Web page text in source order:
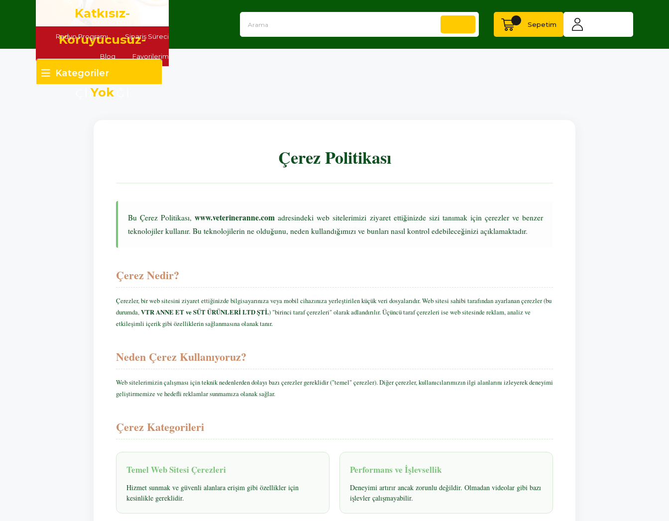
Katkısız-
Koruyucusuz-
Zirai(Pestisit) İlaç
Yok
Radyo Programı Sipariş Süreci
Blog Favorilerim
Sepetim
Kategoriler
Çerez Politikası
Bu Çerez Politikası,www.veterineranne.com adresindeki web sitelerimizi ziyaret ettiğinizde sizi tanımak için çerezler ve benzer
teknolojiler kullanır. Bu teknolojilerin ne olduğunu, neden kullandığımızı ve bunları nasıl kontrol edebileceğinizi açıklamaktadır.
Çerez Nedir?
Çerezler, bir web sitesini ziyaret ettiğinizde bilgisayarınıza veya mobil cihazınıza yerleştirilen küçük veri dosyalarıdır. Web sitesi sahibi tarafından ayarlanan çerezler (bu
durumda,VTR ANNE ET ve SÜT ÜRÜNLERİ LTD ŞTİ.) "birinci taraf çerezleri" olarak adlandırılır. Üçüncü taraf çerezleri ise web sitesinde reklam, analiz ve
etkileşimli içerik gibi özelliklerin sağlanmasına olanak tanır.
Neden Çerez Kullanıyoruz?
Web sitelerimizin çalışması için teknik nedenlerden dolayı bazı çerezler gereklidir ("temel" çerezler). Diğer çerezler, kullanıcılarımızın ilgi alanlarını izleyerek deneyimi
geliştirmemize ve hedefli reklamlar sunmamıza olanak sağlar.
Çerez Kategorileri
Temel Web Sitesi Çerezleri
Hizmet sunmak ve güvenli alanlara erişim gibi özellikler için
kesinlikle gereklidir.
Performans ve İşlevsellik
Deneyimi artırır ancak zorunlu değildir. Olmadan videolar gibi bazı
işlevler çalışmayabilir.